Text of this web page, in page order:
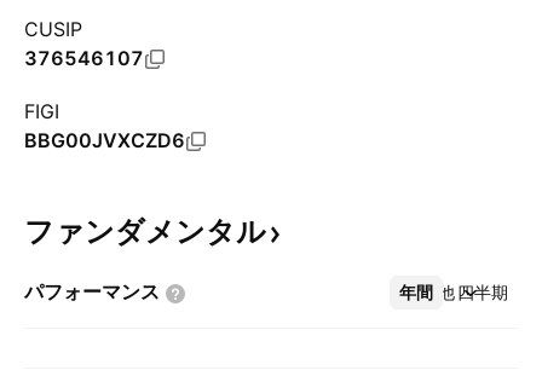
CUSIP
376546107
FIGI
BBG00JVXCZD6
ファンダメンタル
パフォーマンス 年間 四半期
その他